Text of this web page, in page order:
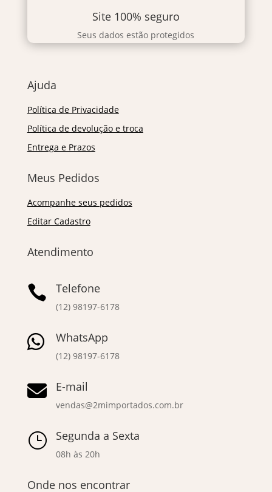
Site 100% seguro
Seus dados estão protegidos
Ajuda
Política de Privacidade
Política de devolução e troca
Entrega e Prazos
Meus Pedidos
Acompanhe seus pedidos
Editar Cadastro
Atendimento
 Telefone
(12) 98197-6178
 WhatsApp
(12) 98197-6178
 E-mail
vendas@2mimportados.com.br
} Segunda a Sexta
08h às 20h
Onde nos encontrar